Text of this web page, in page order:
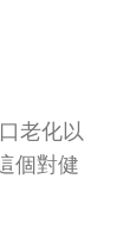
老化以
個對健